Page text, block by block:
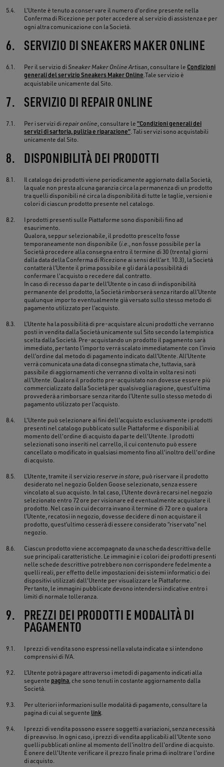
5.4.
L'Utente è tenuto a conservare il numero d'ordine presente nella
Conferma di Ricezione per poter accedere al servizio di assistenza e per
ogni altra comunicazione con la Società.
6. SERVIZIO DI SNEAKERS MAKER ONLINE
6.1. Per il servizio diSneaker Maker Online Artisan, consultare le Condizioni
generali del servizio Sneakers Maker Online.Tale servizio è
acquistabile unicamente dal Sito.
7. SERVIZIO DI REPAIR ONLINE
7.1. Per i servizi direpaironline, consultare le“Condizioni generali dei
servizi di sartoria, pulizia e riparazione”. Tali servizi sono acquistabili
unicamente dal Sito.
8. DISPONIBILITÀ DEI PRODOTTI
8.1.
Il catalogo dei prodotti viene periodicamente aggiornato dalla Società,
la quale non presta alcuna garanzia circa la permanenza di un prodotto
tra quelli disponibili né circa la disponibilità di tutte le taglie, versioni e
colori di ciascun prodotto presente nel catalogo.
8.2.
I prodotti presenti sulle Piattaforme sono disponibili fino ad
esaurimento.
Qualora, seppur selezionabile, il prodotto prescelto fosse
temporaneamente non disponibile (i.e., non fosse possibile per la
Società procedere alla consegna entro il termine di 30 (trenta) giorni
dalla data della Conferma di Ricezione ai sensi dell’art. 10.3), la Società
contatterà l’Utente il prima possibile e gli darà la possibilità di
confermare l'acquisto o recedere dal contratto.
In caso di recesso da parte dell’Utente o in caso di indisponibilità
permanente del prodotto, la Società rimborserà senza ritardo all’Utente
qualunque importo eventualmente già versato sullo stesso metodo di
pagamento utilizzato per l’acquisto.
8.3.
L’Utente ha la possibilità di pre-acquistare alcuni prodotti che verranno
posti in vendita dalla Società unicamente sul Sito secondo la tempistica
scelta dalla Società. Pre-acquistando un prodotto il pagamento sarà
immediato, pertanto l’importo verrà scalato immediatamente con l’invio
dell’ordine dal metodo di pagamento indicato dall’Utente. All’Utente
verrà comunicata una data di consegna stimata che, tuttavia, sarà
passibile di aggiornamenti che verranno di volta in volta resi noti
all’Utente. Qualora il prodotto pre-acquistato non dovesse essere più
commercializzato dalla Società per qualsivoglia ragione, quest’ultima
provvederà a rimborsare senza ritardo l’Utente sullo stesso metodo di
pagamento utilizzato per l’acquisto.
8.4.
L'Utente può selezionare ai fini dell'acquisto esclusivamente i prodotti
presenti nel catalogo pubblicato sulle Piattaforme e disponibili al
momento dell'ordine di acquisto da parte dell'Utente. I prodotti
selezionati sono inseriti nel carrello, il cui contenuto può essere
cancellato o modificato in qualsiasi momento fino all'inoltro dell'ordine
di acquisto.
8.5. L’Utente, tramite il servizioreserve in store, può riservare il prodotto
desiderato nel negozio Golden Goose selezionato, senza essere
vincolato al suo acquisto. In tal caso, l’Utente dovrà recarsi nel negozio
selezionato entro 72 ore per visionare ed eventualmente acquistare il
prodotto. Nel caso in cui decorra invano il termine di 72 ore o qualora
l’Utente, recatosi in negozio, dovesse decidere di non acquistare il
prodotto, quest’ultimo cesserà di essere considerato “riservato” nel
negozio.
8.6.
Ciascun prodotto viene accompagnato da una scheda descrittiva delle
sue principali caratteristiche. Le immagini e i colori dei prodotti presenti
nelle schede descrittive potrebbero non corrispondere fedelmente a
quelli reali, per effetto delle impostazioni dei sistemi informatici o dei
dispositivi utilizzati dall'Utente per visualizzare le Piattaforme.
Pertanto, le immagini pubblicate devono intendersi indicative entro i
limiti di normale tolleranza.
9. PREZZI DEI PRODOTTI E MODALITÀ DI
PAGAMENTO
9.1.
I prezzi di vendita sono espressi nella valuta indicata e si intendono
comprensivi di IVA.
9.2.
L’Utente potrà pagare attraverso i metodi di pagamento indicati alla
seguente pagina, che sono tenuti in costante aggiornamento dalla
Società.
9.3.
Per ulteriori informazioni sulle modalità di pagamento, consultare la
pagina di cui al seguente link.
9.4.
I prezzi di vendita possono essere soggetti a variazioni, senza necessità
di preavviso. In ogni caso, i prezzi di vendita applicabili all'Utente sono
quelli pubblicati online al momento dell'inoltro dell'ordine di acquisto.
È onere dell'Utente verificare il prezzo finale prima di inoltrare l'ordine
di acquisto.